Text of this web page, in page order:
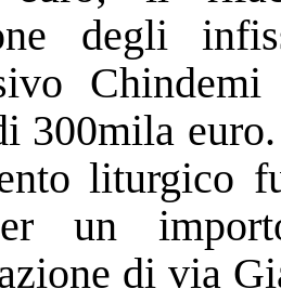
degli
300mila
liturgico
un
di via